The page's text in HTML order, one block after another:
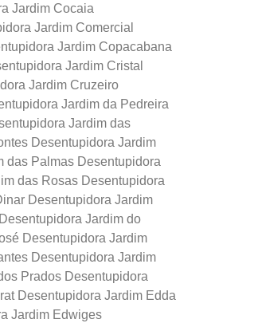
Jardim Cocaia
Jardim Comercial
Jardim Copacabana
Jardim Cristal
Jardim Cruzeiro
Jardim da Pedreira
Jardim das
Desentupidora Jardim
das Palmas Desentupidora
das Rosas Desentupidora
Desentupidora Jardim
Jardim do
Desentupidora Jardim
Desentupidora Jardim
Prados Desentupidora
Desentupidora Jardim Edda
Jardim Edwiges